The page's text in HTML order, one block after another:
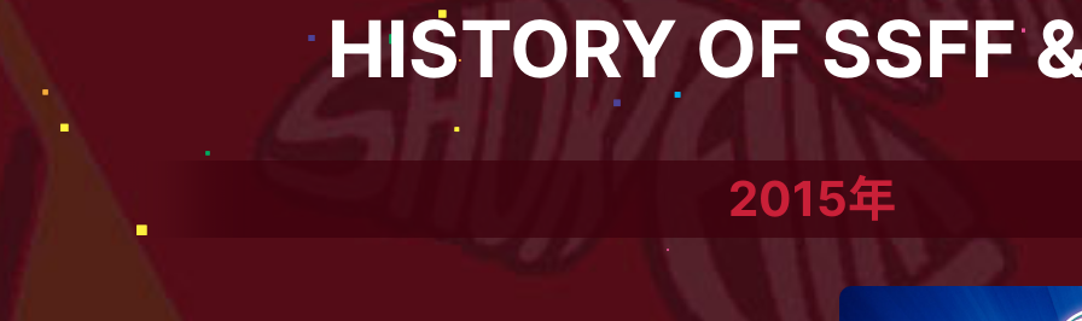
HISTORY OF SSFF
2015年